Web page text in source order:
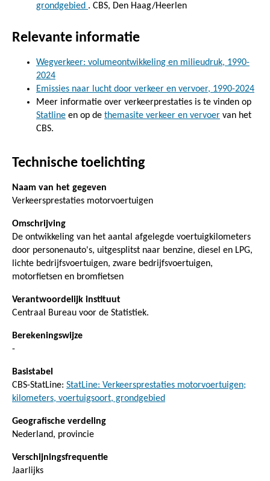
grondgebied . CBS, Den Haag/Heerlen
Relevante informatie
Wegverkeer: volumeontwikkeling en milieudruk, 1990-
2024
Emissies naar lucht door verkeer en vervoer, 1990-2024
Meer informatie over verkeerprestaties is te vinden op
Statline en op de themasite verkeer en vervoer van het
CBS.
Technische toelichting
Naam van het gegeven
Verkeersprestaties motorvoertuigen
Omschrijving
De ontwikkeling van het aantal afgelegde voertuigkilometers
door personenauto's, uitgesplitst naar benzine, diesel en LPG,
lichte bedrijfsvoertuigen, zware bedrijfsvoertuigen,
motorfietsen en bromfietsen
Verantwoordelijk instituut
Centraal Bureau voor de Statistiek.
Berekeningswijze
-
Basistabel
CBS-StatLine: StatLine: Verkeersprestaties motorvoertuigen;
kilometers, voertuigsoort, grondgebied
Geografische verdeling
Nederland, provincie
Verschijningsfrequentie
Jaarlijks